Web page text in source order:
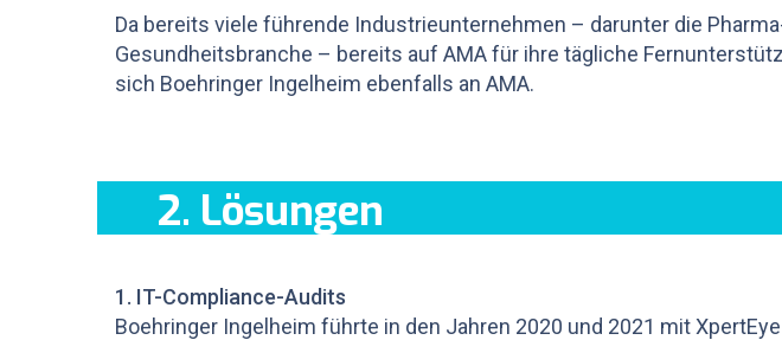
Da bereits viele führende Industrieunternehmen – darunter die
Gesundheitsbranche – bereits auf AMA für ihre tägliche
sich Boehringer Ingelheim ebenfalls an AMA.
2. Lösungen
1. IT-Compliance-Audits
Boehringer Ingelheim führte in den Jahren 2020 und 2021 mit